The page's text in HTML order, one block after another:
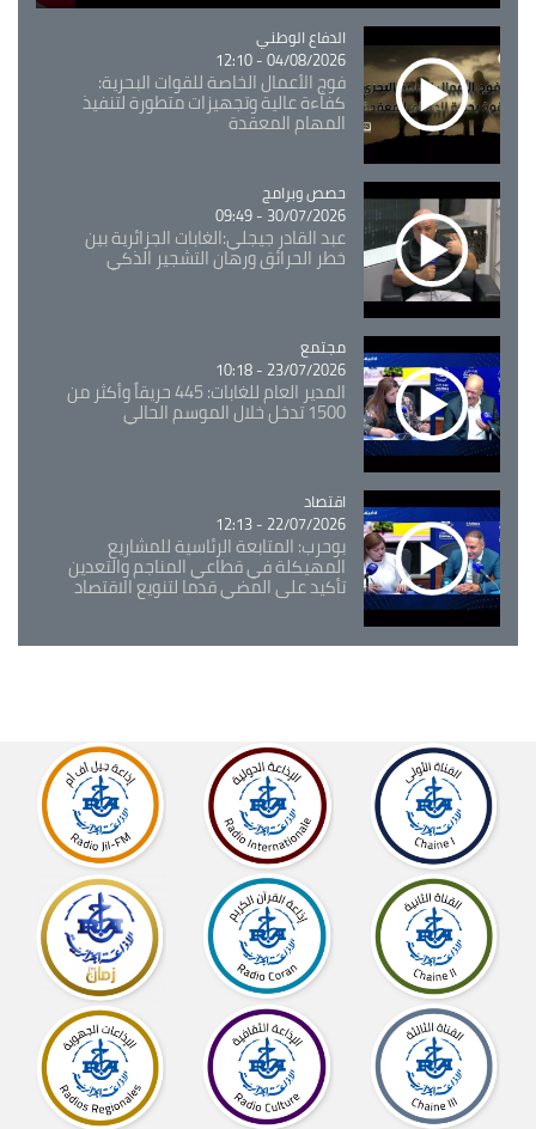
Catégorie
الدفاع الوطني
04/08/2026 - 12:10
فوج الأعمال الخاصة للقوات البحرية:
كفاءة عالية وتجهيزات متطورة لتنفيذ
المهام المعقدة
Catégorie
حصص وبرامج
30/07/2026 - 09:49
عبد القادر جيجلي:الغابات الجزائرية بين
خطر الحرائق ورهان التشجير الذكي
Catégorie
مجتمع
23/07/2026 - 10:18
المدير العام للغابات: 445 حريقاً وأكثر من
1500 تدخل خلال الموسم الحالي
Catégorie
اقتصاد
22/07/2026 - 12:13
بوحرب: المتابعة الرئاسية للمشاريع
المهيكلة في قطاعي المناجم والتعدين
تأكيد على المضي قدما لتنويع الاقتصاد